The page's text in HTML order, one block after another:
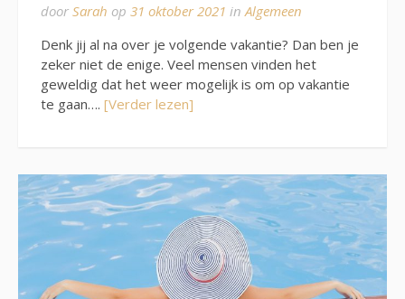
door Sarah op 31 oktober 2021 in Algemeen
Denk jij al na over je volgende vakantie? Dan ben je
zeker niet de enige. Veel mensen vinden het
geweldig dat het weer mogelijk is om op vakantie
te gaan…. [Verder lezen]